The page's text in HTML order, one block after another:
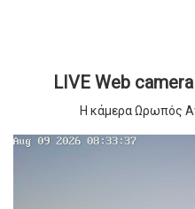
LIVE Web
Η κάμερα Ωρωπός